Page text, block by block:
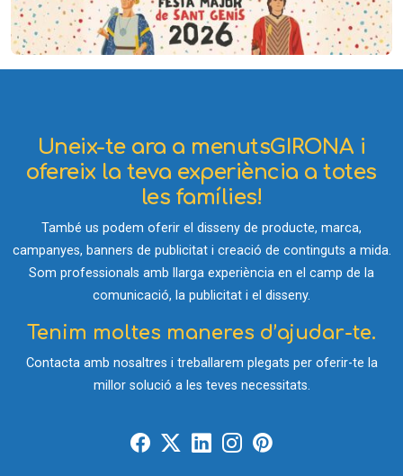
Uneix-te ara a menutsGIRONA i
ofereix la teva experiència a totes
les famílies!
També us podem oferir el disseny de producte, marca,
campanyes, banners de publicitat i creació de continguts a mida.
Som professionals amb llarga experiència en el camp de la
comunicació, la publicitat i el disseny.
Tenim moltes maneres d’ajudar-te.
Contacta amb nosaltres i treballarem plegats per oferir-te la
millor solució a les teves necessitats.